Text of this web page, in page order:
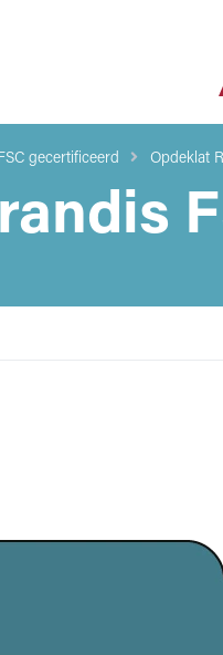
gecertificeerd Opdeklat